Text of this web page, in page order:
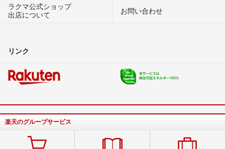
ラクマ公式ショップ
出店について
お問い合わせ
リンク
楽天のグループサービス